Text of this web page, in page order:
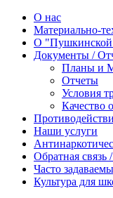
О нас
Материально-
О "Пушкинской
Документы /
Планы и
Отчеты
Условия
Качество
Наши услуги
Обратная связь
Часто
Культура для